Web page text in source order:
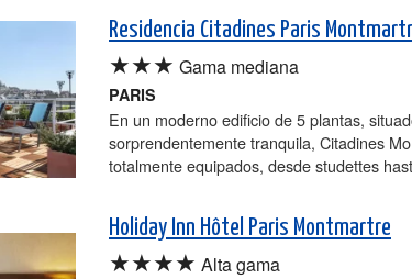
Residencia Citadines Paris
★★★ Gama mediana
PARIS
En un moderno edificio de 5 plantas,
sorprendentemente tranquila, Citadines
totalmente equipados, desde studettes
Holiday Inn Hôtel Paris Montmartre
★★★★ Alta gama